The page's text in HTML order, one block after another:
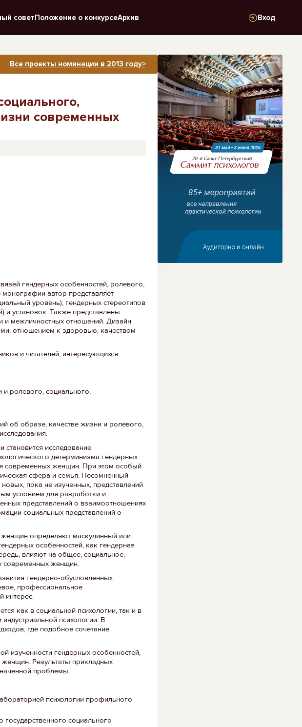
Вход
советПоложение о конкурсеАрхив
Все проекты номинации в 2013 году>
современных
гендерных особенностей, ролевого,
автор представляет
уровень), гендерных стереотипов
и установок. Также представлены
и межличностных отношений. Дизайн
отношением к здоровью, качеством
и читателей, интересующихся
ролевого, социального,
об образе, качестве жизни и ролевого,
исследование
детерминизма гендерных
современных женщин. При этом особый
сфера и семья. Несомненный
пока не изученных, представлений
условием для разработки и
представлений о взаимоотношениях
социальных представлений о
определяют маскулинный или
особенностей, как гендерная
влияют на общее, социальное,
современных женщин.
гендерно-обусловленных
профессиональное
интерес.
как в социальной психологии, так и в
психологии. В
где подобное сочетание
изученности гендерных особенностей,
Результаты прикладных
проблемы.
психологии профильного
государственного социального
Реклама